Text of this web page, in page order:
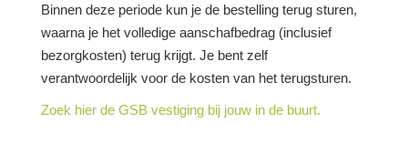
Binnen deze periode kun je de bestelling terug sturen,
waarna je het volledige aanschafbedrag (inclusief
bezorgkosten) terug krijgt. Je bent zelf
verantwoordelijk voor de kosten van het terugsturen.
Zoek hier de GSB vestiging bij jouw in de buurt.